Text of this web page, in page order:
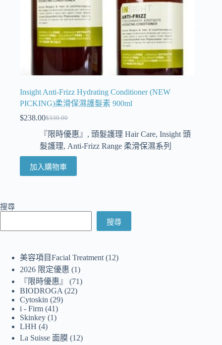
Insight Anti-Frizz Hydrating Conditioner (NEW
PICKING)柔滑保濕護髮素 900ml
$330.00
$238.00
『限時優惠』 , 頭髮護理 Hair Care, Insight 頭
髮護理, Anti-Frizz Range 柔滑保濕系列
加入購物車
搜尋
搜尋
美容項目Facial Treatment 12
2026 限定優惠
1
『限時優惠』
71
BIODROGA
22
Cytoskin
29
i - Firm 41
Skinkey 1
LHH 4
La Suisse 面膜 12